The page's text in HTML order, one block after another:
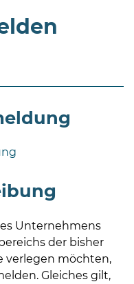
Unternehmens
der bisher
verlegen möchten,
Gleiches gilt,